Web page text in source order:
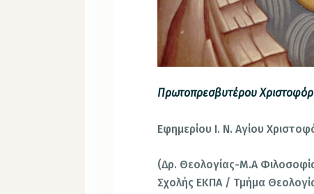
Πρωτοπρεσβυτέρου
Εφημερίου Ι. Ν. Αγίου
(Δρ. Θεολογίας-Μ.Α
Σχολής ΕΚΠΑ / Τμήμα